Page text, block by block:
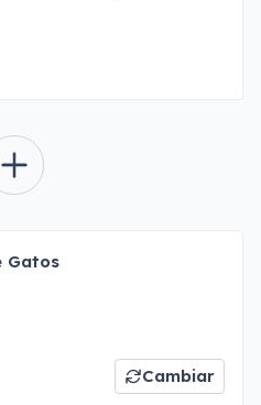
Gatos
Cambiar